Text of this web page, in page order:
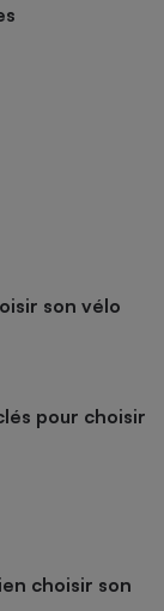
son vélo
pour choisir
choisir son